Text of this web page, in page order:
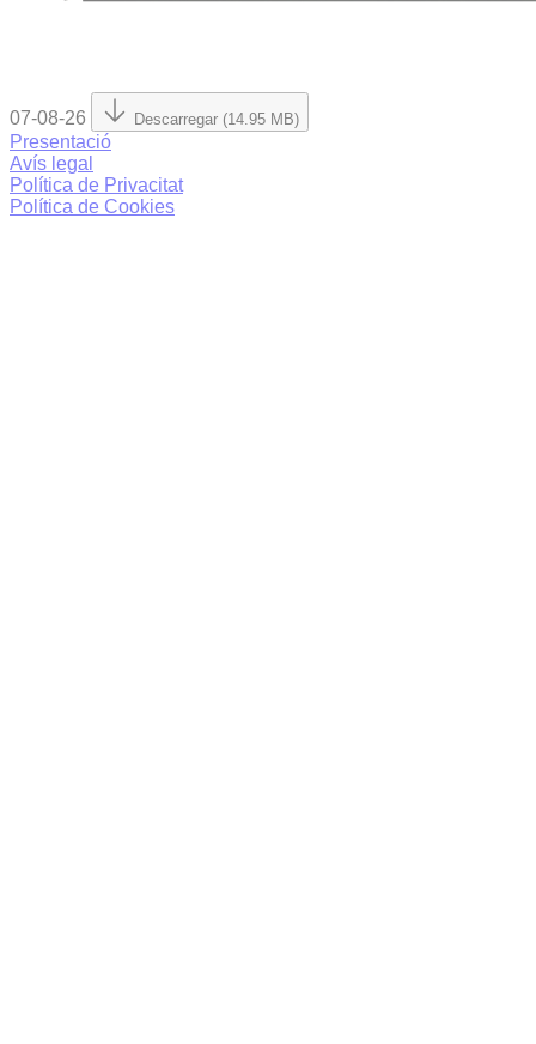
07-08-26 Descarregar (14.95 MB)
Presentació
Avís legal
Política de Privacitat
Política de Cookies